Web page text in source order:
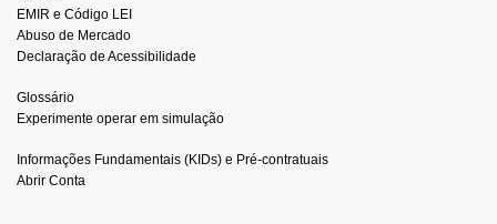
EMIR e Código LEI
Abuso de Mercado
Declaração de Acessibilidade
Glossário
Experimente operar em simulação
Informações Fundamentais (KIDs) e Pré-contratuais
Abrir Conta